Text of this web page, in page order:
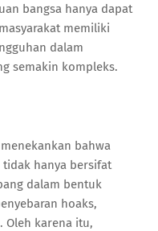
bangsa hanya dapat
memiliki
dalam
semakin kompleks.
bahwa
tidak hanya bersifat
dalam bentuk
hoaks,
Oleh karena itu,